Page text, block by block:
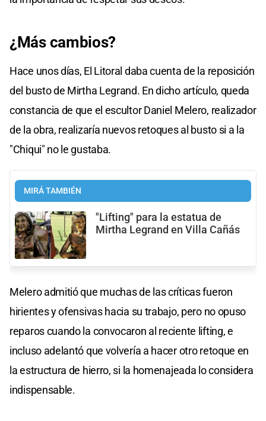
¿Más cambios?
Hace unos días, El Litoral daba cuenta de la reposición
del busto de Mirtha Legrand. En dicho artículo, queda
constancia de que el escultor Daniel Melero, realizador
de la obra, realizaría nuevos retoques al busto si a la
"Chiqui" no le gustaba.
MIRÁ TAMBIÉN
"Lifting" para la estatua de
Mirtha Legrand en Villa Cañás
Melero admitió que muchas de las críticas fueron
hirientes y ofensivas hacia su trabajo, pero no opuso
reparos cuando la convocaron al reciente lifting, e
incluso adelantó que volvería a hacer otro retoque en
la estructura de hierro, si la homenajeada lo considera
indispensable.